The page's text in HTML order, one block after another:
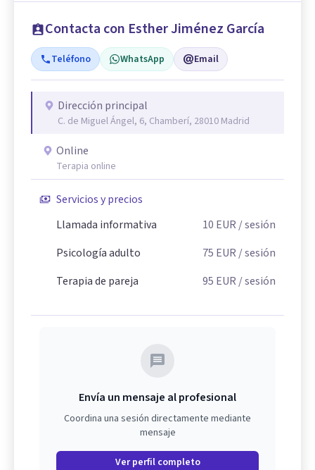
Contacta con Esther Jiménez García
Teléfono WhatsApp Email
Dirección principal
C. de Miguel Ángel, 6, Chamberí, 28010 Madrid
Online
Terapia online
Servicios y precios
Llamada informativa
10 EUR / sesión
Psicología adulto
75 EUR / sesión
Terapia de pareja
95 EUR / sesión
Envía un mensaje al profesional
Coordina una sesión directamente mediante
mensaje
Ver perfil completo